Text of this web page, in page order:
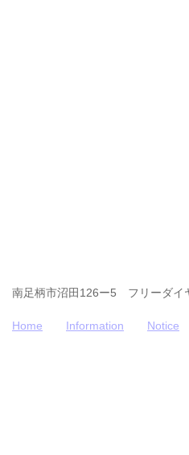
南足柄市沼田126ー5 フリーダイ
Home Information Notice